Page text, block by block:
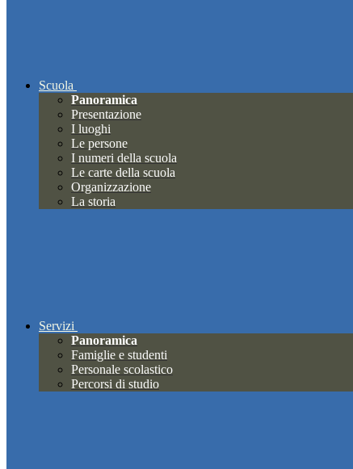
Scuola
Panoramica
Presentazione
I luoghi
Le persone
I numeri della scuola
Le carte della scuola
Organizzazione
La storia
Servizi
Panoramica
Famiglie e studenti
Personale scolastico
Percorsi di studio